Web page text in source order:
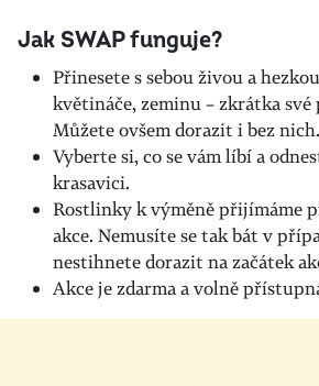
Jak SWAP funguje?
Přinesete s sebou živou a
květináče, zeminu – zkrátka své
Můžete ovšem dorazit i bez nich.
Vyberte si, co se vám líbí a
krasavici.
Rostlinky k výměně přijímáme
akce. Nemusíte se tak bát v
nestihnete dorazit na začátek
Akce je zdarma a volně